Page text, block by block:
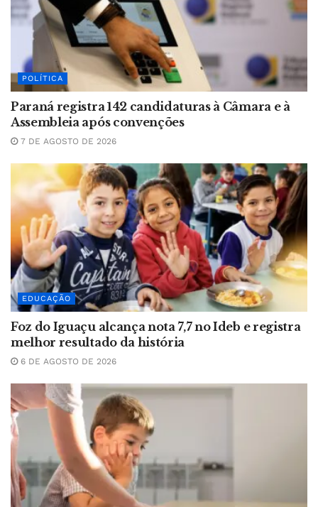
POLÍTICA
Paraná registra 142 candidaturas à Câmara e à
Assembleia após convenções
7 DE AGOSTO DE 2026
EDUCAÇÃO
Foz do Iguaçu alcança nota 7,7 no Ideb e registra
melhor resultado da história
6 DE AGOSTO DE 2026